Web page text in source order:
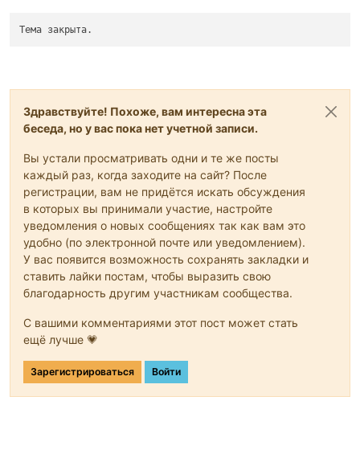
Тема закрыта.
Здравствуйте! Похоже, вам интересна эта
беседа, но у вас пока нет учетной записи.
Вы устали просматривать одни и те же посты
каждый раз, когда заходите на сайт? После
регистрации, вам не придётся искать обсуждения
в которых вы принимали участие, настройте
уведомления о новых сообщениях так как вам это
удобно (по электронной почте или уведомлением).
У вас появится возможность сохранять закладки и
ставить лайки постам, чтобы выразить свою
благодарность другим участникам сообщества.
С вашими комментариями этот пост может стать
ещё лучше 💗
Зарегистрироваться Войти